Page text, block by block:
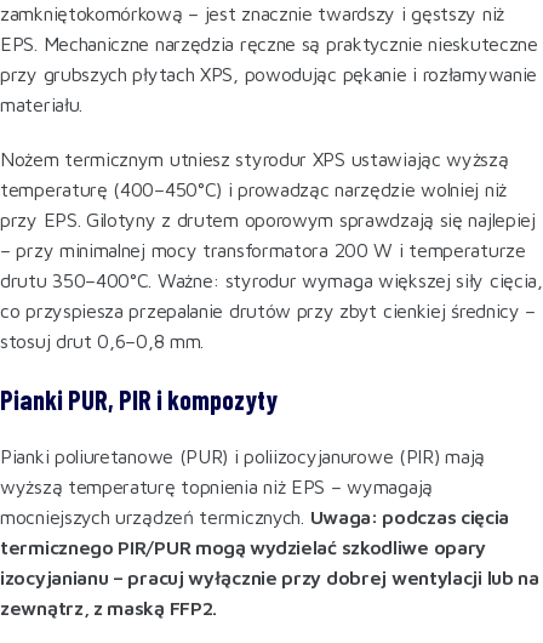
zamkniętokomórkową – jest znacznie twardszy i gęstszy niż
EPS. Mechaniczne narzędzia ręczne są praktycznie nieskuteczne
przy grubszych płytach XPS, powodując pękanie i rozłamywanie
materiału.
Nożem termicznym utniesz styrodur XPS ustawiając wyższą
temperaturę (400–450°C) i prowadząc narzędzie wolniej niż
przy EPS. Gilotyny z drutem oporowym sprawdzają się najlepiej
– przy minimalnej mocy transformatora 200 W i temperaturze
drutu 350–400°C. Ważne: styrodur wymaga większej siły cięcia,
co przyspiesza przepalanie drutów przy zbyt cienkiej średnicy –
stosuj drut 0,6–0,8 mm.
Pianki PUR, PIR i kompozyty
Pianki poliuretanowe (PUR) i poliizocyjanurowe (PIR) mają
wyższą temperaturę topnienia niż EPS – wymagają
mocniejszych urządzeń termicznych. Uwaga: podczas cięcia
termicznego PIR/PUR mogą wydzielać szkodliwe opary
izocyjanianu – pracuj wyłącznie przy dobrej wentylacji lub na
zewnątrz, z maską FFP2.